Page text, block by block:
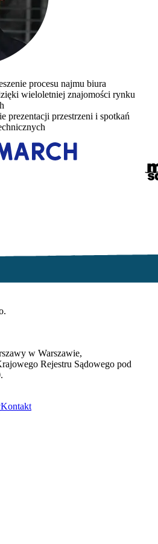
procesu najmu biura
wieloletniej znajomości rynku
prezentacji przestrzeni i spotkań
w Warszawie,
Rejestru Sądowego pod
Kontakt